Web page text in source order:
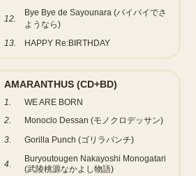
12.
Bye Bye de Sayounara (バイバイでさ
ようなら)
13.
HAPPY Re:BIRTHDAY
AMARANTHUS (CD+BD)
1.
WE ARE BORN
2.
Monoclo Dessan (モノクロデッサン)
3.
Gorilla Punch (ゴリラパンチ)
4.
Buryoutougen Nakayoshi Monogatari
(武陵桃源なかよし物語)